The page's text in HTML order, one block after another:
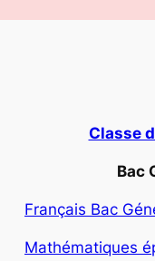
Classe
Bac
Français Bac
Mathématiques